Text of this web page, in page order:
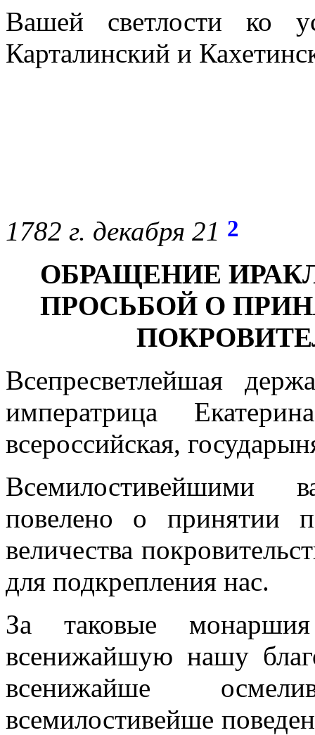
Вашей светлости ко
Карталинский и
1782 г. декабря 21 2
ОБРАЩЕНИЕ
ПРОСЬБОЙ О
Всепресветлейшая
императрица
всероссийская,
Всемилостивейшими
повелено о принятии
величества
для подкрепления нас.
За таковые
всенижайшую нашу
всенижайше
всемилостивейше